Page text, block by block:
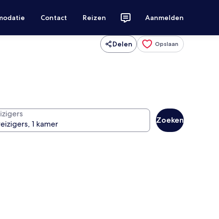
Contact Reizen Aanmelden
Delen Opslaan
Zoeken